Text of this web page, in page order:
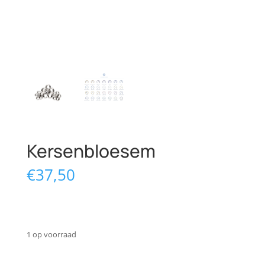
Kersenbloesem
€37,50
1 op voorraad